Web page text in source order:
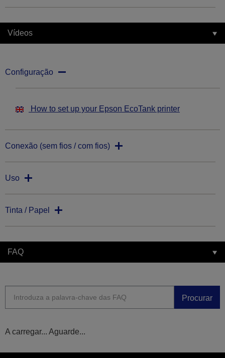
Vídeos
Configuração
How to set up your Epson EcoTank printer
Conexão (sem fios / com fios)
Uso
Tinta / Papel
FAQ
Procurar
A carregar... Aguarde...